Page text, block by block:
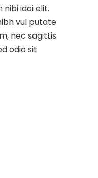
nibi idoi elit.
vul putate
nec sagittis
odio sit